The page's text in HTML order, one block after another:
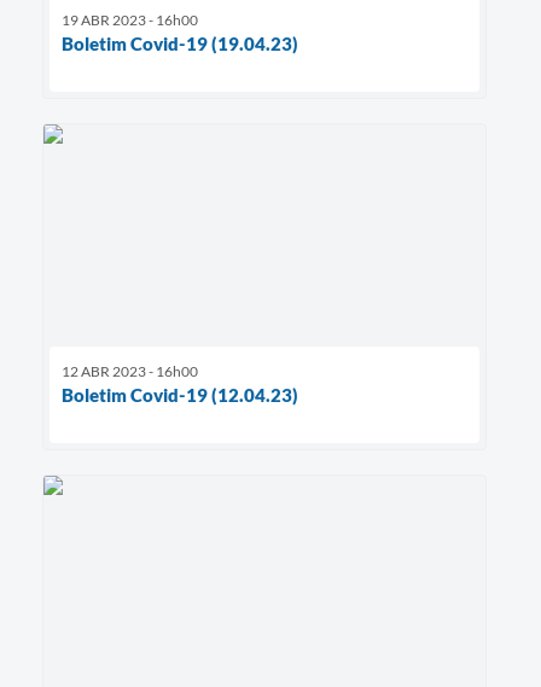
19 ABR 2023 - 16h00
Boletim Covid-19 (19.04.23)
12 ABR 2023 - 16h00
Boletim Covid-19 (12.04.23)